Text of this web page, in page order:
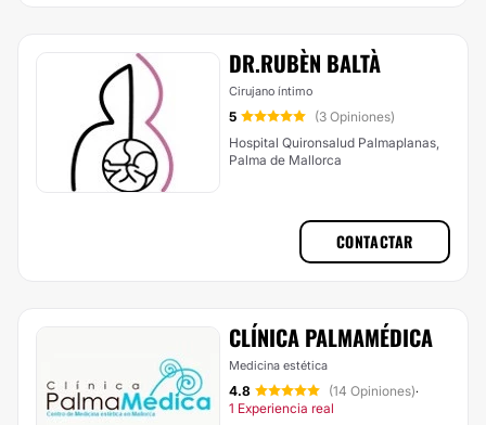
DR.RUBÈN BALTÀ
Cirujano íntimo
5
(3 Opiniones)
Hospital Quironsalud Palmaplanas,
Palma de Mallorca
CONTACTAR
CLÍNICA PALMAMÉDICA
Medicina estética
4.8 (14 Opiniones)·
1 Experiencia real